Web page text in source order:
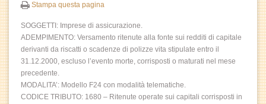
Stampa questa pagina
SOGGETTI: Imprese di assicurazione.
ADEMPIMENTO: Versamento ritenute alla fonte sui redditi di capitale
derivanti da riscatti o scadenze di polizze vita stipulate entro il
31.12.2000, escluso l’evento morte, corrisposti o maturati nel mese
precedente.
MODALITA’: Modello F24 con modalità telematiche.
CODICE TRIBUTO: 1680 – Ritenute operate sui capitali corrisposti in